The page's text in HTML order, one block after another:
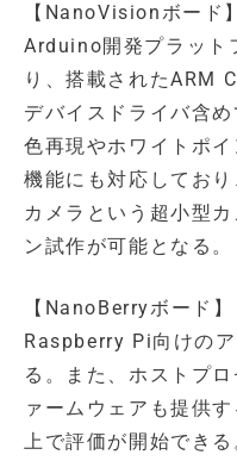
【NanoVisionボード】
Arduino開発プラット
り、搭載されたARM
デバイスドライバ含め
色再現やホワイトポ
機能にも対応してお
カメラという超小型
ン試作が可能となる。
【NanoBerryボード】
Raspberry Pi向けの
る。また、ホストプ
ァームウェアも提供
上で評価が開始できる